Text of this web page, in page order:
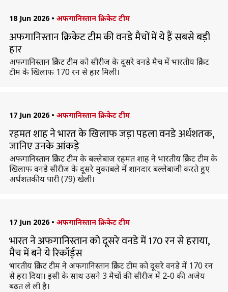
18 Jun 2026 • अफगानिस्तान क्रिकेट टीम
अफगानिस्तान क्रिकेट टीम की वनडे मैचों में ये हैं सबसे बड़ी
हार
अफगानिस्तान क्रिकेट टीम को सीरीज के दूसरे वनडे मैच में भारतीय क्रिकेट
टीम के खिलाफ 170 रन से हार मिली।
17 Jun 2026 • अफगानिस्तान क्रिकेट टीम
रहमत शाह ने भारत के खिलाफ जड़ा पहला वनडे अर्धशतक,
जानिए उनके आंकड़े
अफगानिस्तान क्रिकेट टीम के बल्लेबाज रहमत शाह ने भारतीय क्रिकेट टीम के
खिलाफ वनडे सीरीज के दूसरे मुकाबले में शानदार बल्लेबाजी करते हुए
अर्धशतकीय पारी (79) खेली।
17 Jun 2026 • अफगानिस्तान क्रिकेट टीम
भारत ने अफगानिस्तान को दूसरे वनडे में 170 रन से हराया,
मैच में बने ये रिकॉर्ड्स
भारतीय क्रिकेट टीम ने अफगानिस्तान क्रिकेट टीम को दूसरे वनडे में 170 रन
से हरा दिया। इसी के साथ उसने 3 मैचों की सीरीज में 2-0 की अजेय
बढ़त ले ली है।